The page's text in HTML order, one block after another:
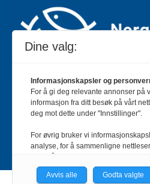
Jakt & Fiske er landets største
jakt- og fiskeinteresserte med
Bladet er en månedlig
Jeger- og Fiskerforbund.
Meld
Dine valg:
Informasjonskapsler og
For å gi deg relevante annonser på
informasjon fra ditt besøk på vårt
deg mot dette under "Innstillinger".
For øvrig bruker vi
analyse, for å sammenligne
personvernerklæring.
Avvis alle
Godta valgte